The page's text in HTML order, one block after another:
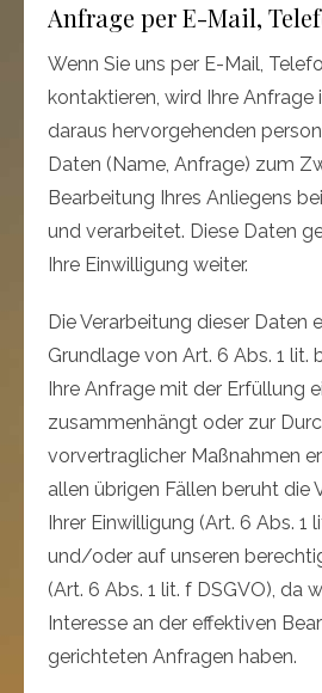
Anfrage per E-Mail,
Wenn Sie uns per E-Mail,
kontaktieren, wird Ihre Anfrage
daraus hervorgehenden
Daten (Name, Anfrage) zum
Bearbeitung Ihres Anliegens
und verarbeitet. Diese Daten
Ihre Einwilligung weiter.
Die Verarbeitung dieser Daten
Grundlage von Art. 6 Abs. 1 lit.
Ihre Anfrage mit der Erfüllung
zusammenhängt oder zur
vorvertraglicher Maßnahmen
allen übrigen Fällen beruht die
Ihrer Einwilligung (Art. 6 Abs. 1
und/oder auf unseren
(Art. 6 Abs. 1 lit. f DSGVO), da
Interesse an der effektiven
gerichteten Anfragen haben.